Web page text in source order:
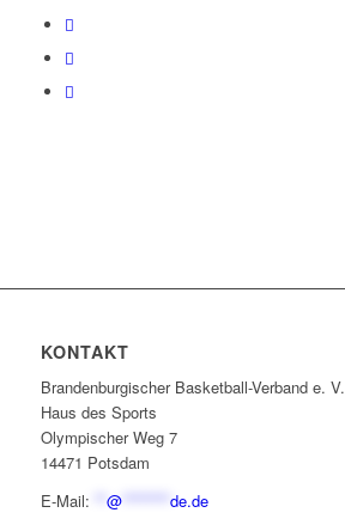
KONTAKT
Brandenburgischer Basketball-Verband e. V.
Haus des Sports
Olympischer Weg 7
14471 Potsdam
E-Mail:
@******** de.de